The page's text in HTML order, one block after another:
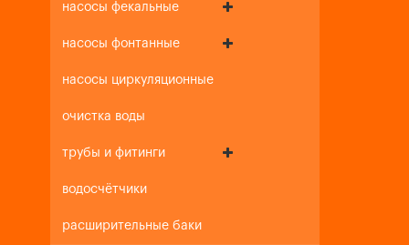
насосы фекальные
насосы фонтанные
насосы циркуляционные
очистка воды
трубы и фитинги
водосчётчики
расширительные баки